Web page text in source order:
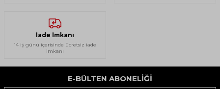
İade İmkanı
14 iş günü içerisinde ücretsiz iade
imkanı
E-BÜLTEN ABONELIĞI